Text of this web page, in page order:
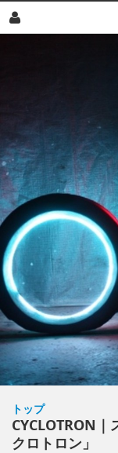
トップ
CYCLOTRON
クロトロン」